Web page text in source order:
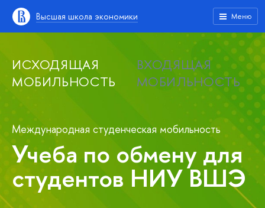
Высшая школа экономики Меню
ИСХОДЯЩАЯ
МОБИЛЬНОСТЬ
ВХОДЯЩАЯ
МОБИЛЬНОСТЬ
Международная студенческая мобильность
Учеба по обмену для
студентов НИУ ВШЭ